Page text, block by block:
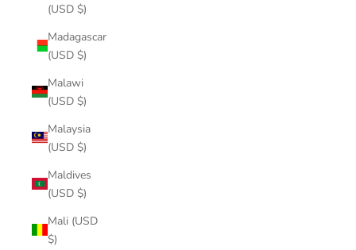
(USD $)
Madagascar
(USD $)
Malawi
(USD $)
Malaysia
(USD $)
Maldives
(USD $)
Mali (USD
$)